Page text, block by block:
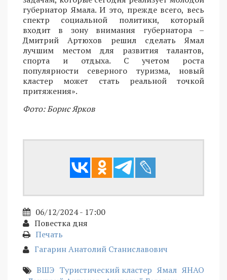
губернатор Ямала. И это, прежде всего, весь
спектр социальной политики, который
входит в зону внимания губернатора –
Дмитрий Артюхов решил сделать Ямал
лучшим местом для развития талантов,
спорта и отдыха. С учетом роста
популярности северного туризма, новый
кластер может стать реальной точкой
притяжения».
Фото: Борис Ярков
06/12/2024 - 17:00
Повестка дня
Печать
Гагарин Анатолий Станиславович
ВШЭ Туристический кластер Ямал ЯНАО